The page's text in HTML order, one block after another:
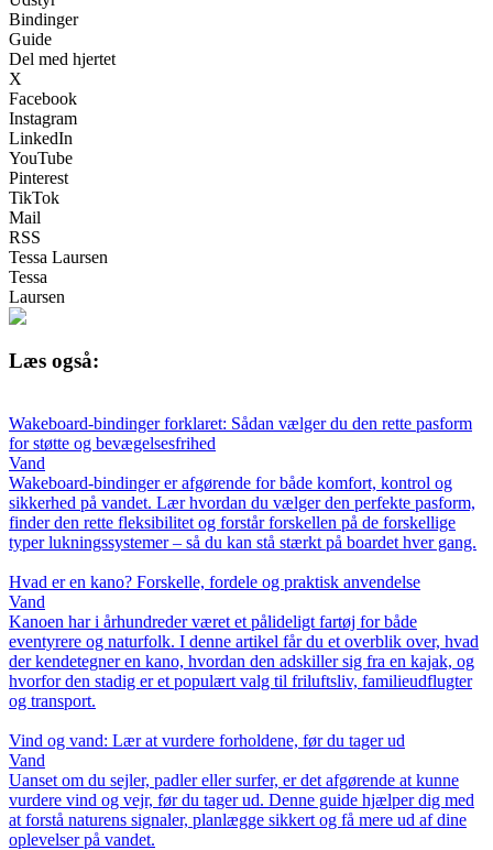
Bindinger
Guide
Del med hjertet
X
Facebook
Instagram
LinkedIn
YouTube
Pinterest
TikTok
Mail
RSS
Tessa Laursen
Tessa
Laursen
Læs også:
Wakeboard-bindinger forklaret: Sådan vælger du den rette pasform
for støtte og bevægelsesfrihed
Vand
Wakeboard-bindinger er afgørende for både komfort, kontrol og
sikkerhed på vandet. Lær hvordan du vælger den perfekte pasform,
finder den rette fleksibilitet og forstår forskellen på de forskellige
typer lukningssystemer – så du kan stå stærkt på boardet hver gang.
Hvad er en kano? Forskelle, fordele og praktisk anvendelse
Vand
Kanoen har i århundreder været et pålideligt fartøj for både
eventyrere og naturfolk. I denne artikel får du et overblik over, hvad
der kendetegner en kano, hvordan den adskiller sig fra en kajak, og
hvorfor den stadig er et populært valg til friluftsliv, familieudflugter
og transport.
Vind og vand: Lær at vurdere forholdene, før du tager ud
Vand
Uanset om du sejler, padler eller surfer, er det afgørende at kunne
vurdere vind og vejr, før du tager ud. Denne guide hjælper dig med
at forstå naturens signaler, planlægge sikkert og få mere ud af dine
oplevelser på vandet.